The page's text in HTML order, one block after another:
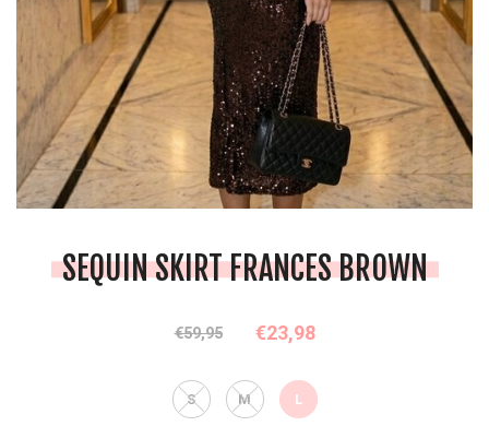
SEQUIN SKIRT FRANCES BROWN
€59,95 €23,98
S M L